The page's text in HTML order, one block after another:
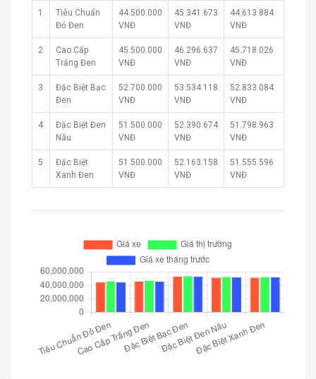
1
Tiêu Chuẩn
Đỏ Đen
44.500.000
VNĐ
45.341.673
VNĐ
44.613.884
VNĐ
2
Cao Cấp
Trắng Đen
45.500.000
VNĐ
46.296.637
VNĐ
45.718.026
VNĐ
3
Đặc Biệt Bạc
Đen
52.700.000
VNĐ
53.534.118
VNĐ
52.833.084
VNĐ
4
Đặc Biệt Đen
Nâu
51.500.000
VNĐ
52.390.674
VNĐ
51.798.963
VNĐ
5
Đặc Biệt
Xanh Đen
51.500.000
VNĐ
52.163.158
VNĐ
51.555.596
VNĐ